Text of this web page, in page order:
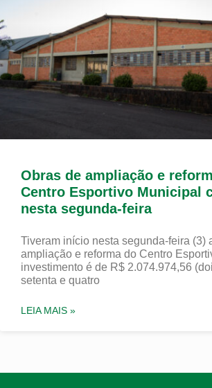
Obras de ampliação e
Centro Esportivo Municipal
nesta segunda-feira
Tiveram início nesta segunda-feira (3)
ampliação e reforma do Centro
investimento é de R$ 2.074.974,56
setenta e quatro
LEIA MAIS »